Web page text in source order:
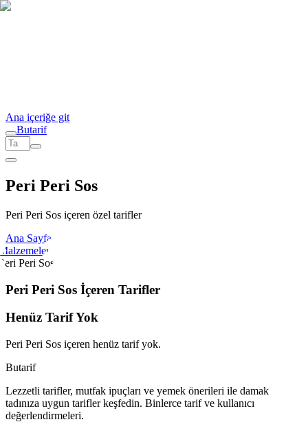
Ana içeriğe git
Butarif
Peri Peri Sos
Peri Peri Sos içeren özel tarifler
Ana Sayfa
Peri Sos
Peri Peri Sos İçeren Tarifler
Henüz Tarif Yok
Peri Peri Sos içeren henüz tarif yok.
Butarif
Lezzetli tarifler, mutfak ipuçları ve yemek önerileri ile damak
tadınıza uygun tarifler keşfedin. Binlerce tarif ve kullanıcı
değerlendirmeleri.